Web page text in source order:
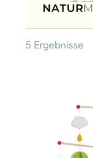
5 Ergebnisse